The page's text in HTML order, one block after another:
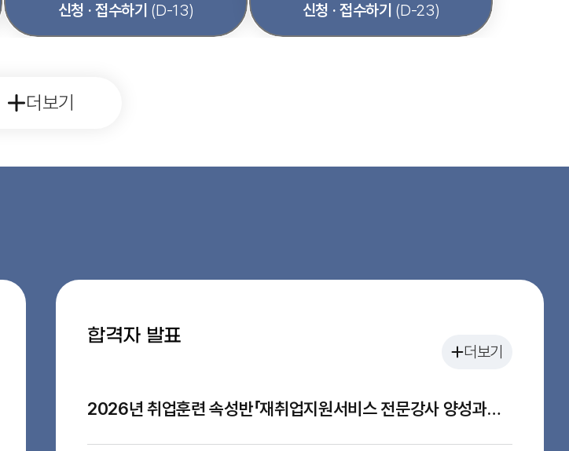
신청 · 접수하기 (D-13) 신청 · 접수하기 (D-23)
더보기
합격자 발표
2026년 취업훈련 속성반「재취업지원서비스 전문강사 양성과정)」 최종 합격자 공고
더보기